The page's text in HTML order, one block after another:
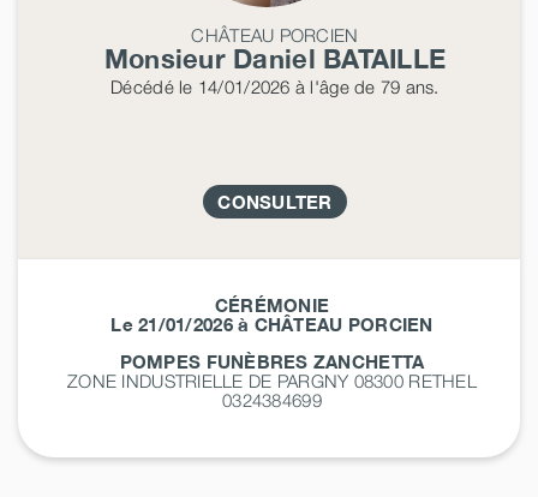
CHÂTEAU PORCIEN
Monsieur Daniel BATAILLE
Décédéle 14/01/2026 à l'âge de 79 ans.
CONSULTER
CÉRÉMONIE
Le 21/01/2026 à CHÂTEAU PORCIEN
POMPES FUNÈBRES ZANCHETTA
ZONE INDUSTRIELLE DE PARGNY 08300 RETHEL
0324384699